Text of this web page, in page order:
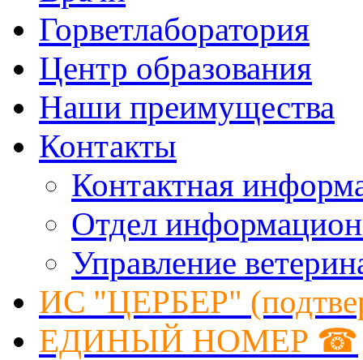
Горветлаборатория
Центр образования
Наши преимущества
Контакты
Контактная
Отдел
Управление
ИС "ЦЕРБЕР"
ЕДИНЫЙ НОМЕР ☎